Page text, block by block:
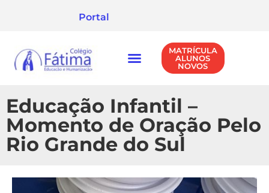
Portal
MATRÍCULA
ALUNOS
NOVOS
Educação Infantil –
Momento de Oração Pelo
Rio Grande do Sul